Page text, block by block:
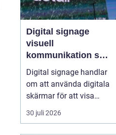
Digital signage
visuell
kommunikation som
fångar blicken
Digital signage handlar
om att använda digitala
skärmar för att visa
rörlig bild, text och grafik
på ett sätt som
30 juli 2026